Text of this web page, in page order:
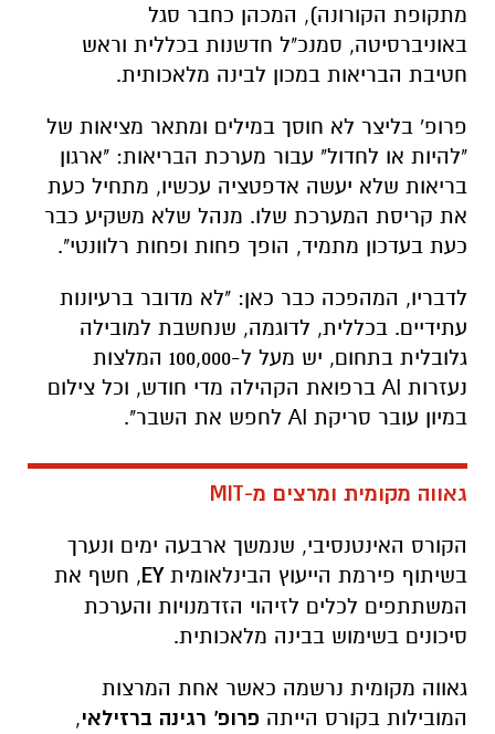
מתקופת הקורונה), המכהן כחבר סגל
באוניברסיטה, סמנכ"ל חדשנות בכללית וראש
חטיבת הבריאות במכון לבינה מלאכותית.
פרופ' בליצר לא חוסך במילים ומתאר מציאות של
"להיות או לחדול" עבור מערכת הבריאות: "ארגון
בריאות שלא יעשה אדפטציה עכשיו, מתחיל כעת
את קריסת המערכת שלו. מנהל שלא משקיע כבר
כעת בעדכון מתמיד, הופך פחות ופחות רלוונטי".
לדבריו, המהפכה כבר כאן: "לא מדובר ברעיונות
עתידיים. בכללית, לדוגמה, שנחשבת למובילה
גלובלית בתחום, יש מעל ל-100,000 המלצות
נעזרות AI ברפואת הקהילה מדי חודש, וכל צילום
במיון עובר סריקת AI לחפש את השבר".
גאווה מקומית ומרצים מ-MIT
הקורס האינטנסיבי, שנמשך ארבעה ימים ונערך
בשיתוף פירמת הייעוץ הבינלאומיתEY, חשף את
המשתתפים לכלים לזיהוי הזדמנויות והערכת
סיכונים בשימוש בבינה מלאכותית.
גאווה מקומית נרשמה כאשר אחת המרצות
המובילות בקורס הייתה פרופ' רגינה ברזילאי,